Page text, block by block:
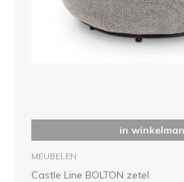
in
MEUBELEN
Castle Line BOLTON zetel